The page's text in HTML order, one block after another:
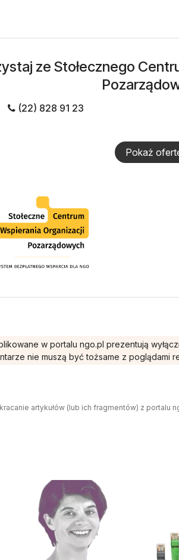
ze Stołecznego
(22) 828 91 23
Pokaż
w portalu ngo.pl prezentują
nie muszą być tożsame z poglądami
artykułów (lub ich fragmentów) z portalu